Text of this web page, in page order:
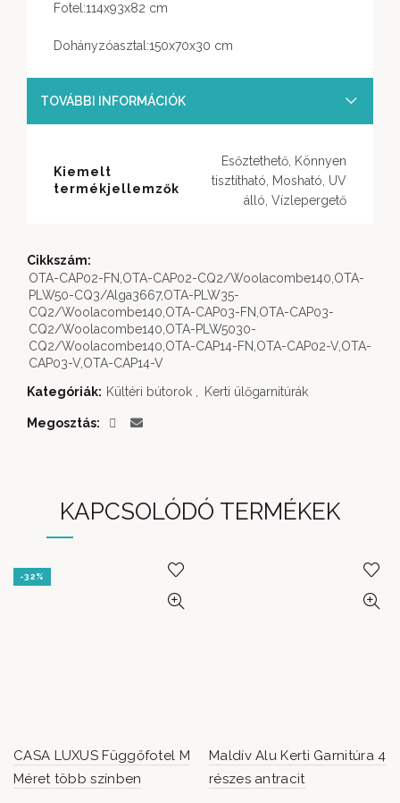
Fotel:114x93x82 cm
Dohányzóasztal:150x70x30 cm
TOVÁBBI INFORMÁCIÓK
Kiemelt
termékjellemzők
Esőztethető, Könnyen
tisztítható, Mosható, UV
álló, Vízlepergető
Cikkszám:
OTA-CAP02-FN,OTA-CAP02-CQ2/Woolacombe140,OTA-
PLW50-CQ3/Alga3667,OTA-PLW35-
CQ2/Woolacombe140,OTA-CAP03-FN,OTA-CAP03-
CQ2/Woolacombe140,OTA-PLW5030-
CQ2/Woolacombe140,OTA-CAP14-FN,OTA-CAP02-V,OTA-
CAP03-V,OTA-CAP14-V
Kategóriák: Kültéri bútorok Kerti ülőgarnitúrák
Megosztás
KAPCSOLÓDÓ TERMÉKEK
-32%
CASA LUXUS Függőfotel M
Méret több színben
Maldív Alu Kerti Garnitúra 4
részes antracit